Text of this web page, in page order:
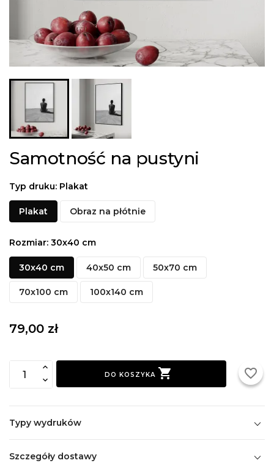
Samotność na pustyni
Typ druku: Plakat
Plakat Obraz na płótnie
Rozmiar: 30x40 cm
30x40 cm 40x50 cm 50x70 cm
70x100 cm 100x140 cm
79,00 zł
DO KOSZYKA  favorite_border
Typy wydruków
Szczegóły dostawy